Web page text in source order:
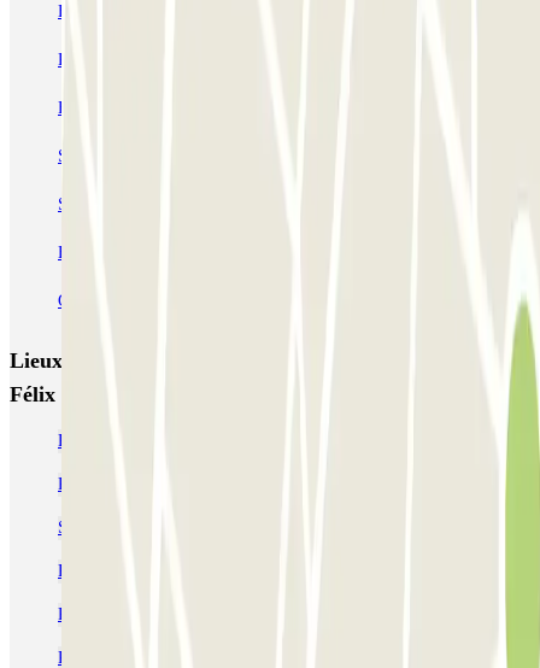
Bastille - Saint-Antoine
Parkélis Lefebvre
Forum des Halles-Rambuteau
SAEMES Méditerranée Gare de Lyon
SAEMES Goutte d'Or - Gare du Nord
Bercy - Arena - Gare de Lyon
Garage d'Abbeville - Gare du Nord
Lieux et événements intéressants à proximité Avenue
Félix Faure - Paris 15 Zenpark
Parking Balard pas cher
Parking Porte de Versailles-Parc des Expositions | Où se garer
Se garer près de l'hôpital George Pompidou Paris
Parkings près du salon Livre Paris à la porte de Versailles
Parking Palais des Sports- Dôme de Paris | Réservez votre place
Parking Aquaboulevard à Paris